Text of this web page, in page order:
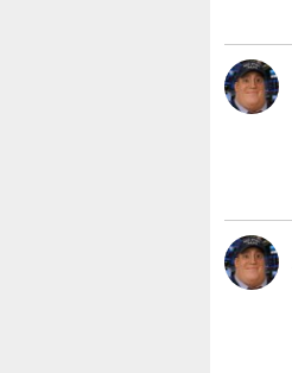
エ
ッ
ト
の
投
稿
今
月
の
稿
上
場
企